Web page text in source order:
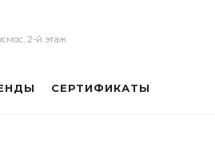
2-й этаж
СЕРТИФИКАТЫ